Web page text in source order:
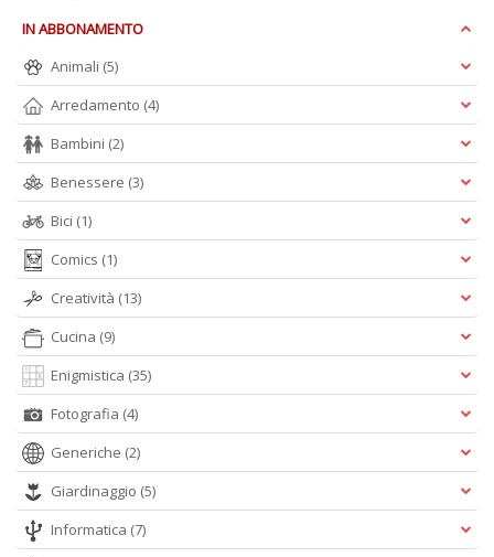
IN ABBONAMENTO
Animali (5)
Arredamento (4)
Bambini (2)
Benessere (3)
Bici (1)
Comics (1)
Creatività (13)
Cucina (9)
Enigmistica (35)
Fotografia (4)
Generiche (2)
Giardinaggio (5)
Informatica (7)